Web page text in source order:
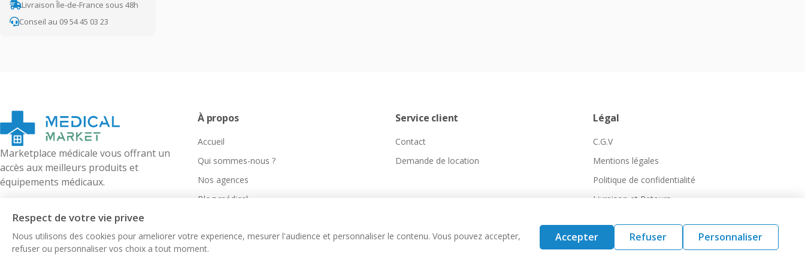
Livraison Île-de-France sous 48h
Conseil au 09 54 45 03 23
Marketplace médicale vous offrant un
accès aux meilleurs produits et
équipements médicaux.
À propos
Accueil
Qui sommes-nous ?
Nos agences
Blog médical
Service client
Contact
Demande de location
Légal
C.G.V
Mentions légales
Politique de confidentialité
Livraison et Retours
Medical-Market. Tous droits réservés.
Respect de votre vie privee
Nous utilisons des cookies pour ameliorer votre experience, mesurer l'audience et personnaliser le contenu. Vous pouvez accepter,
refuser ou personnaliser vos choix a tout moment.
Accepter Refuser Personnaliser